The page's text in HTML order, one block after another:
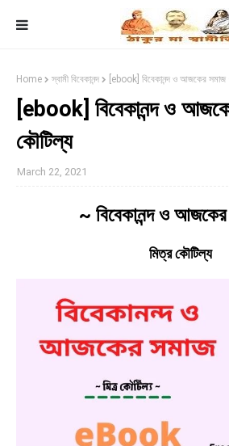
Home স্বামী বিবেকানন্দ [ebook] বিবেকানন্দ ও আজকের
[ebook] বিবেকানন্দ ও
কৌটিল্য
March 22, 2021
~ বিবেকানন্দ ও
মিত্র কৌটিল্য